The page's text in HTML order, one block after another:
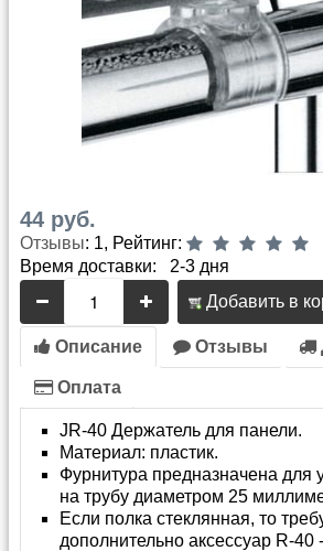
44 руб.
Отзывы: 1, Рейтинг:
Время доставки: 2-3 дня
Добавить в
Описание Отзывы
Оплата
JR-40 Держатель для панели.
Материал: пластик.
Фурнитура предназначена для
на трубу диаметром 25
Если полка стеклянная, то
дополнительно аксессуар R-40